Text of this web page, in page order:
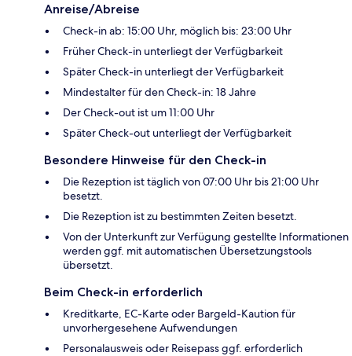
Anreise/Abreise
Check-in ab: 15:00 Uhr, möglich bis: 23:00 Uhr
Früher Check-in unterliegt der Verfügbarkeit
Später Check-in unterliegt der Verfügbarkeit
Mindestalter für den Check-in: 18 Jahre
Der Check-out ist um 11:00 Uhr
Später Check-out unterliegt der Verfügbarkeit
Besondere Hinweise für den Check-in
Die Rezeption ist täglich von 07:00 Uhr bis 21:00 Uhr
besetzt.
Die Rezeption ist zu bestimmten Zeiten besetzt.
Von der Unterkunft zur Verfügung gestellte Informationen
werden ggf. mit automatischen Übersetzungstools
übersetzt.
Beim Check-in erforderlich
Kreditkarte, EC-Karte oder Bargeld-Kaution für
unvorhergesehene Aufwendungen
Personalausweis oder Reisepass ggf. erforderlich